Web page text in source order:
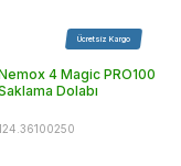
Ücretsiz Kargo
4 Magic PRO100
Dolabı